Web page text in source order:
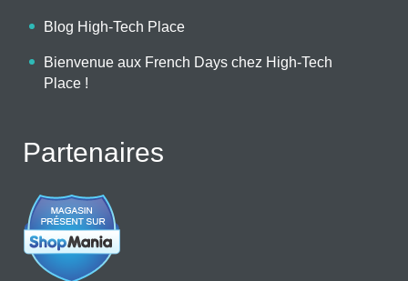
Blog High-Tech Place
Bienvenue aux French Days chez High-Tech
Place !
Partenaires